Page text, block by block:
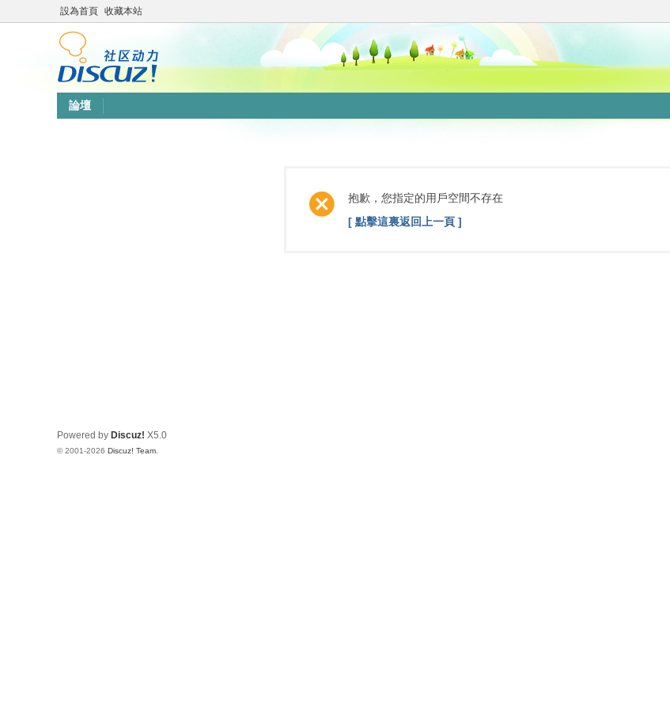
設為首頁 收藏本站
論壇
抱歉，您指定的用戶空間不存在
[ 點擊這裏返回上一頁 ]
Powered by Discuz! X5.0
© 2001-2026 Discuz! Team